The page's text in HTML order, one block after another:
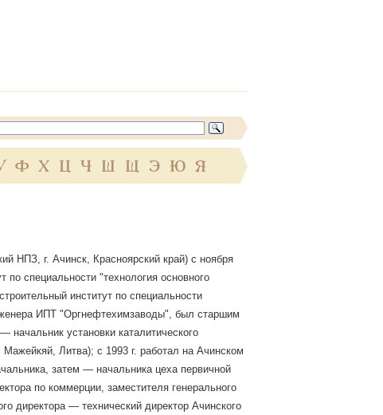
Ф Х Ц Ч Ш Щ Э Ю Я
НПЗ, г. Ачинск, Красноярский край) с ноября
по специальности "технология основного
институт по специальности
ИПТ "Оргнефтехимзаводы", был старшим
установки каталитического
Литва); с 1993 г. работал на Ачинском
затем — начальника цеха первичной
по коммерции, заместителя генерального
директора — технический директор Ачинского